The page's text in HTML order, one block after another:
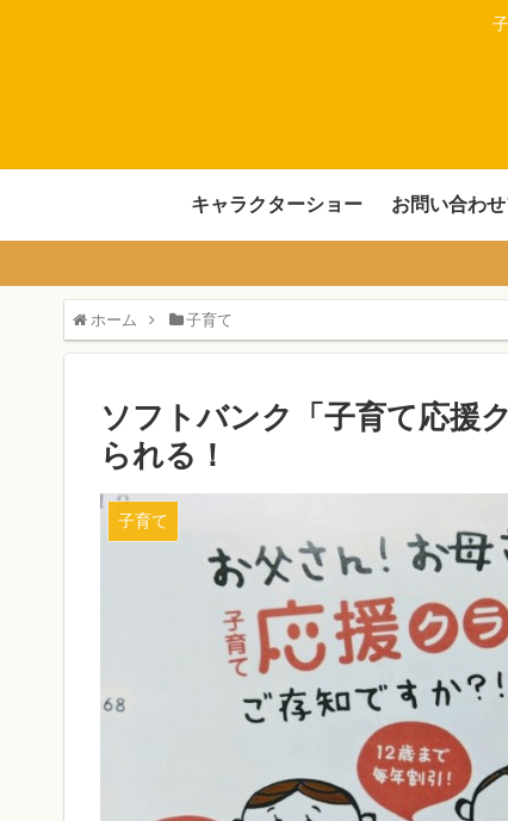
キャラクターショー お問い合わ
ホーム 子育て
ソフトバンク「子育て応援
られる！
子育て